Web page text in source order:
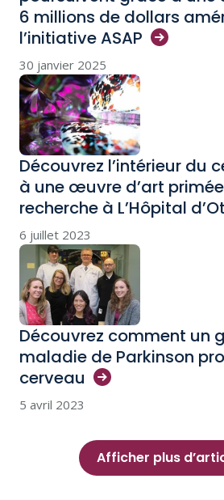
6 millions de dollars
l’initiativeASAP
30 janvier 2025
Découvrez l’intérieur du
à une œuvre d’art
recherche à L’Hôpital
6 juillet 2023
Découvrez comment un
maladie de Parkinson
cerveau
5 avril 2023
Afficher plus